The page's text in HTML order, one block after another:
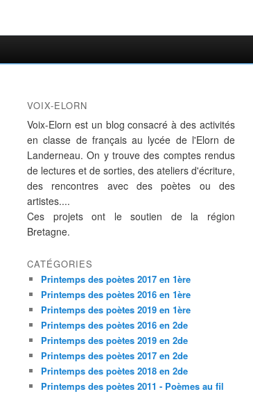
VOIX-ELORN
Voix-Elorn est un blog consacré à des activités
en classe de français au lycée de l'Elorn de
Landerneau. On y trouve des comptes rendus
de lectures et de sorties, des ateliers d'écriture,
des rencontres avec des poètes ou des
artistes....
Ces projets ont le soutien de la région
Bretagne.
CATÉGORIES
Printemps des poètes 2017 en 1ère
Printemps des poètes 2016 en 1ère
Printemps des poètes 2019 en 1ère
Printemps des poètes 2016 en 2de
Printemps des poètes 2019 en 2de
Printemps des poètes 2017 en 2de
Printemps des poètes 2018 en 2de
Printemps des poètes 2011 - Poèmes au fil